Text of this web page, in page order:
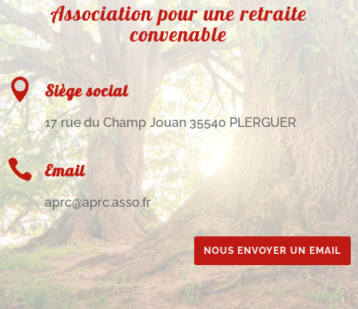
Association pour une retraite
convenable
 Siège social
17 rue du Champ Jouan 35540 PLERGUER
 Email
aprc@aprc.asso.fr
NOUS ENVOYER UN EMAIL